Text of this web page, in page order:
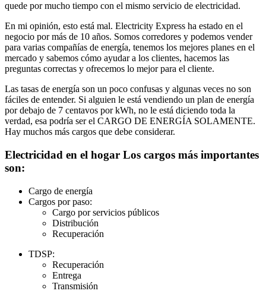
quede por mucho tiempo con el mismo servicio de electricidad.
En mi opinión, esto está mal. Electricity Express ha estado en el
negocio por más de 10 años. Somos corredores y podemos vender
para varias compañías de energía, tenemos los mejores planes en el
mercado y sabemos cómo ayudar a los clientes, hacemos las
preguntas correctas y ofrecemos lo mejor para el cliente.
Las tasas de energía son un poco confusas y algunas veces no son
fáciles de entender. Si alguien le está vendiendo un plan de energía
por debajo de 7 centavos por kWh, no le está diciendo toda la
verdad, esa podría ser el CARGO DE ENERGÍA SOLAMENTE.
Hay muchos más cargos que debe considerar.
Electricidad en el hogar Los cargos más importantes
son:
Cargo de energía
Cargos por paso:
Cargo por servicios públicos
Distribución
Recuperación
TDSP:
Recuperación
Entrega
Transmisión